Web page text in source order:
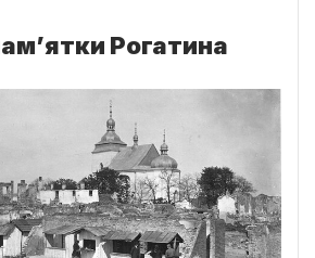
Рогатина